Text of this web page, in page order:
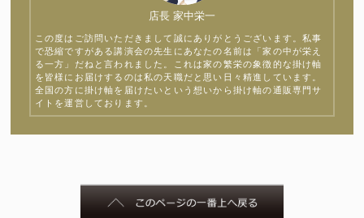
店長 家中栄一
この度はご訪問いただきまして誠にありがとうございます。私事
で恐縮ですがある講演会の先生にあなたの名前は「家の中が栄え
る一方」だねと言われました。これは家の繁栄の象徴的な掛け軸
を皆様にお届けするのは私の天職だと思い日々精進しています。
全国の方に掛け軸を届けたいという想いから掛け軸の通販専門サ
イトを運営しております。